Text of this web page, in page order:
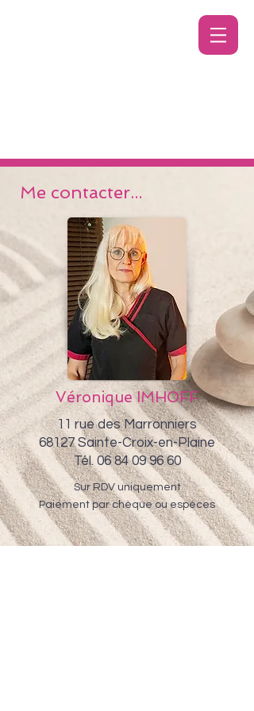
Me contacter...
Véronique IMHOFF
11 rue des Marronniers
68127 Sainte-Croix-en-Plaine
Tél. 06 84 09 96 60
Sur RDV uniquement
Paiement par chèque ou espèces